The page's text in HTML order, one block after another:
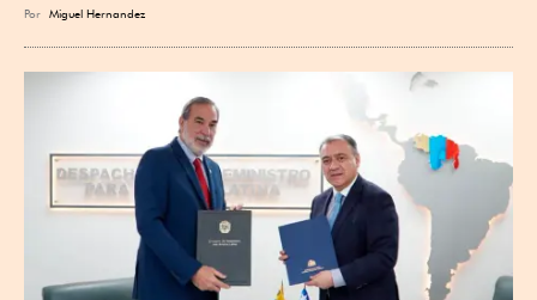
Por Miguel Hernandez